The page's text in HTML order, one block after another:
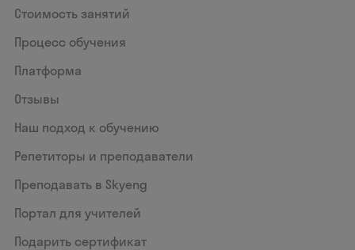
Стоимость занятий
Процесс обучения
Платформа
Отзывы
Наш подход к обучению
Репетиторы и преподаватели
Преподавать в Skyeng
Портал для учителей
Подарить сертификат